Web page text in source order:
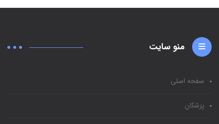
منو سایت
صفحه اصلی
پزشکان